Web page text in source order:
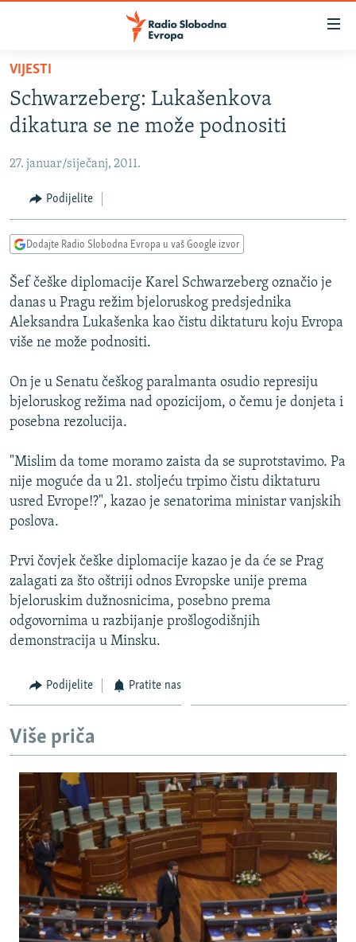
Pređite
glavni
sadržaj
na
navigaciju
Pređite
na
VIJESTI
BOSNA I HERCEGOVINA
KOSOVO
CRNA GORA
VIDEO
FOTOGALERIJE
INFOGRAFIKE
PODCASTI
RAT U UKRAJINI
KINA NA BALKANU
RSE PRIČE IZ SVIJETA
DNEVNO@RSE
SPECIJALI RSE
VIŠE OD NASLOVA
GENOCID U SREBRENICI
POPLAVE I KLIZIŠTA U BIH 2024.
POST SCRIPTUM
MOJA EVROPA
TRI DECENIJE OD RATA U BIH
NASTANAK I RASPAD JUGOSLAVIJE
VIJESTI
Schwarzeberg: Lukašenkova
dikatura se ne može podnositi
27. januar/siječanj, 2011.
Podijelite
Dodajte Radio Slobodna Evropa u vaš Google izvor
Šef češke diplomacije Karel Schwarzeberg označio je
danas u Pragu režim bjeloruskog predsjednika
Aleksandra Lukašenka kao čistu diktaturu koju Evropa
više ne može podnositi.
On je u Senatu češkog paralmanta osudio represiju
bjeloruskog režima nad opozicijom, o čemu je donjeta i
posebna rezolucija.
"Mislim da tome moramo zaista da se suprotstavimo. Pa
nije moguće da u 21. stoljeću trpimo čistu diktaturu
usred Evrope!?", kazao je senatorima ministar vanjskih
poslova.
Prvi čovjek češke diplomacije kazao je da će se Prag
zalagati za što oštriji odnos Evropske unije prema
bjeloruskim dužnosnicima, posebno prema
odgovornima u razbijanje prošlogodišnjih
demonstracija u Minsku.
Podijelite Pratite nas
Više priča